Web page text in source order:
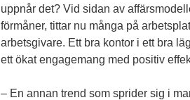
uppnår det? Vid sidan av
förmåner, tittar nu många på
arbetsgivare. Ett bra kontor i ett bra
ett ökat engagemang med positiv
– En annan trend som sprider sig i